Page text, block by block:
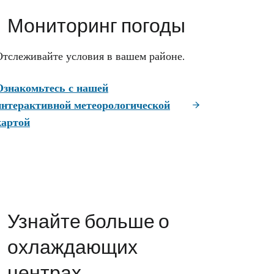
Мониторинг погоды
условия в вашем районе.
с нашей
метеорологической
Узнайте больше о
охлаждающих